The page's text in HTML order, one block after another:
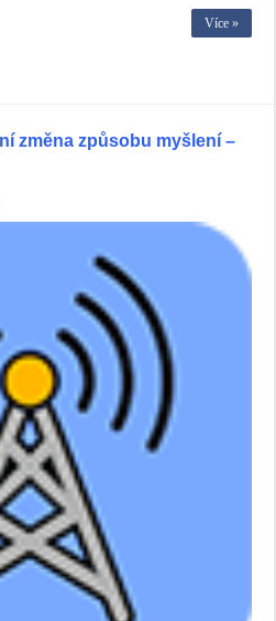
Více »
změna způsobu myšlení –